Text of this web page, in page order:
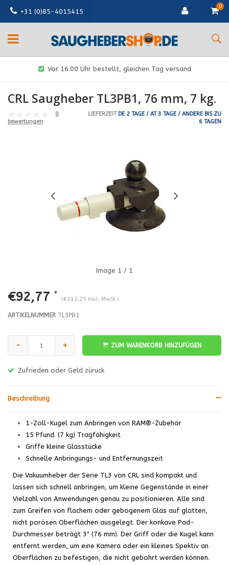
+31 (0)85-4015415
0
Vor 16.00 Uhr bestellt, gleichen Tag versand
CRL Saugheber TL3PB1, 76 mm, 7 kg.
0
bewertungen
LIEFERZEITDE 2 TAGE / AT 3 TAGE / ANDERE BIS ZU
6 TAGEN
Image 1 / 1
€92,77 *
(€112,25 Inkl. MwSt.)
ARTIKELNUMMER TL3PB1
- + ZUM WARENKORB HINZUFÜGEN
Zufrieden oder Geld züruck
Beschreibung
1-Zoll-Kugel zum Anbringen von RAM®-Zubehör
15 Pfund. (7 kg) Tragfähigkeit
Griffe kleine Glasstücke
Schnelle Anbringungs- und Entfernungszeit
Die Vakuumheber der Serie TL3 von CRL sind kompakt und
lassen sich schnell anbringen, um kleine Gegenstände in einer
Vielzahl von Anwendungen genau zu positionieren. Alle sind
zum Greifen von flachem oder gebogenem Glas auf glatten,
nicht porösen Oberflächen ausgelegt. Der konkave Pad-
Durchmesser beträgt 3" (76 mm). Der Griff oder die Kugel kann
entfernt werden, um eine Kamera oder ein kleines Spektiv an
Oberflächen zu befestigen, die nicht gebohrt werden können.